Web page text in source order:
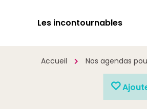
Les incontournables
Accueil Nos agendas